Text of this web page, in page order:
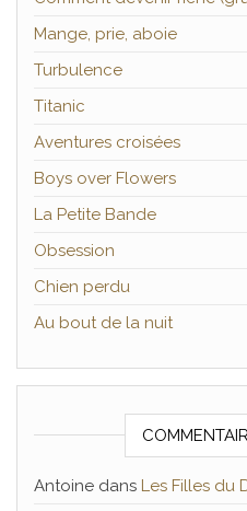
Mange, prie, aboie
Turbulence
Titanic
Aventures croisées
Boys over Flowers
La Petite Bande
Obsession
Chien perdu
Au bout de la nuit
Antoine dans Les Filles du